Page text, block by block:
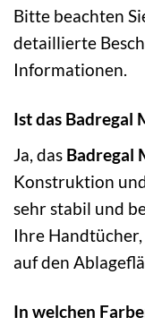
Bitte beachten
detaillierte
Informationen.
Ist das Badregal
Ja, das Badregal
Konstruktion
sehr stabil und
Ihre
auf den
In welchen